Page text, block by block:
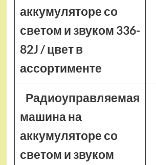
аккумуляторе со
светом и звуком 336-
82J / цвет в
ассортименте
Радиоуправляемая
машина на
аккумуляторе со
светом и звуком